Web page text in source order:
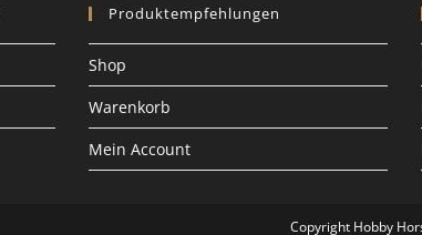
Produktempfehlungen
Shop
Warenkorb
Mein Account
Copyright Hobby